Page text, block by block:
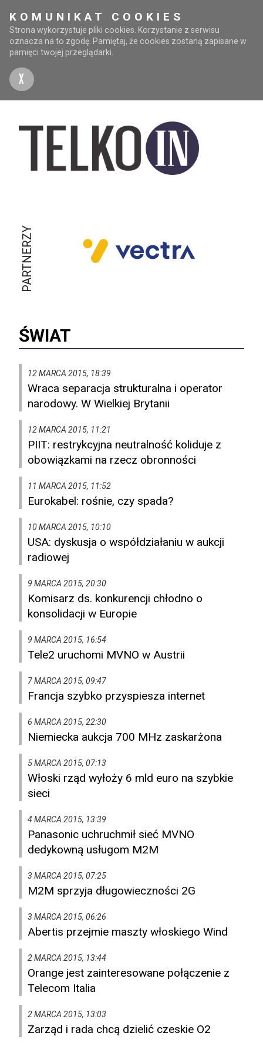
KOMUNIKAT COOKIES
Strona wykorzystuje pliki cookies. Korzystanie z serwisu
oznacza na to zgodę. Pamiętaj, że cookies zostaną zapisane w
pamięci twojej przeglądarki.
X
PARTNERZY
ŚWIAT
12 MARCA 2015, 18:39
Wraca separacja strukturalna i operator
narodowy. W Wielkiej Brytanii
12 MARCA 2015, 11:21
PIIT: restrykcyjna neutralność koliduje z
obowiązkami na rzecz obronności
11 MARCA 2015, 11:52
Eurokabel: rośnie, czy spada?
10 MARCA 2015, 10:10
USA: dyskusja o współdziałaniu w aukcji
radiowej
9 MARCA 2015, 20:30
Komisarz ds. konkurencji chłodno o
konsolidacji w Europie
9 MARCA 2015, 16:54
Tele2 uruchomi MVNO w Austrii
7 MARCA 2015, 09:47
Francja szybko przyspiesza internet
6 MARCA 2015, 22:30
Niemiecka aukcja 700 MHz zaskarżona
5 MARCA 2015, 07:13
Włoski rząd wyłoży 6 mld euro na szybkie
sieci
4 MARCA 2015, 13:39
Panasonic uchruchmił sieć MVNO
dedykowną usługom M2M
3 MARCA 2015, 07:25
M2M sprzyja długowieczności 2G
3 MARCA 2015, 06:26
Abertis przejmie maszty włoskiego Wind
2 MARCA 2015, 13:44
Orange jest zainteresowane połączenie z
Telecom Italia
2 MARCA 2015, 13:03
Zarząd i rada chcą dzielić czeskie O2